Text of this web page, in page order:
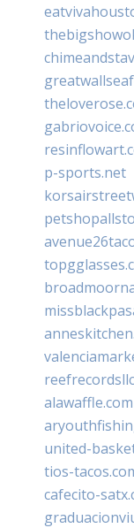
p-sports.net
alawaffle.com
united-
tios-
cafecito-